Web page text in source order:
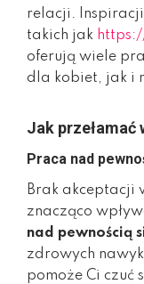
relacji. Inspiracji
takich jak
oferują wiele
dla kobiet, jak i
Jak przełamać
Praca nad
Brak akceptacji
znacząco
nad pewnością
zdrowych
pomoże Ci czuć